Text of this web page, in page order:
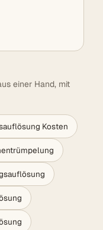
einer Hand, mit
Kosten